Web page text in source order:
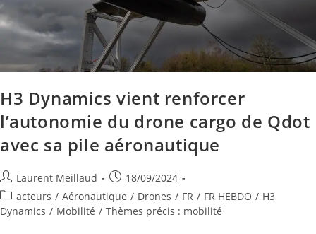
H3 Dynamics vient renforcer
l’autonomie du drone cargo de Qdot
avec sa pile aéronautique
Laurent Meillaud
18/09/2024
acteurs / Aéronautique / Drones / FR / FR HEBDO / H3
Dynamics / Mobilité / Thèmes précis : mobilité